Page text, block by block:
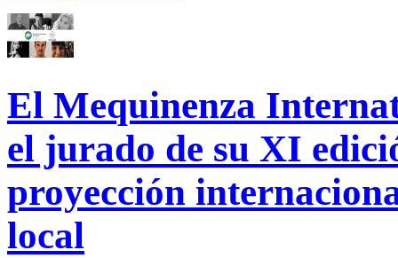
El Mequinenza
el jurado de su XI
proyección
local